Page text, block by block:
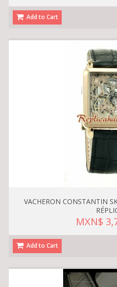
Add to Cart
VACHERON CONSTANTIN
MXN$
Add to Cart